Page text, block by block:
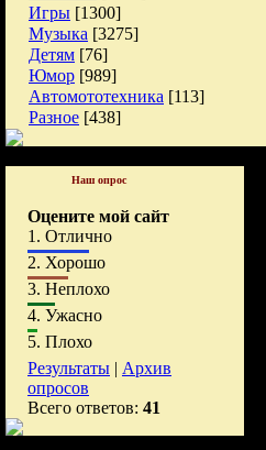
Игры [1300]
Музыка [3275]
Детям [76]
Юмор [989]
Автомототехника [113]
Разное [438]
Наш опрос
Оцените мой сайт
1. Отлично
2. Хорошо
3. Неплохо
4. Ужасно
5. Плохо
Результаты | Архив
опросов
Всего ответов: 41